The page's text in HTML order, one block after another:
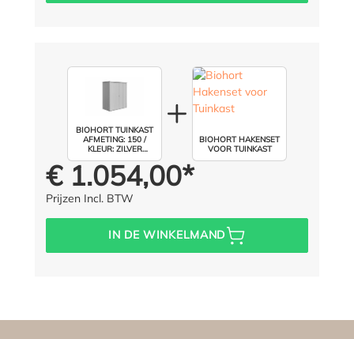
BIOHORT TUINKAST
AFMETING: 150 /
KLEUR: ZILVER
METALLIC
BIOHORT HAKENSET
VOOR TUINKAST
Prijs voor iedereen:
€ 1.054,00*
Prijzen Incl. BTW
IN DE WINKELMAND